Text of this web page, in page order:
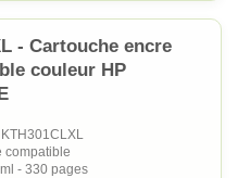
- Cartouche encre
couleur HP
compatible
- 330 pages